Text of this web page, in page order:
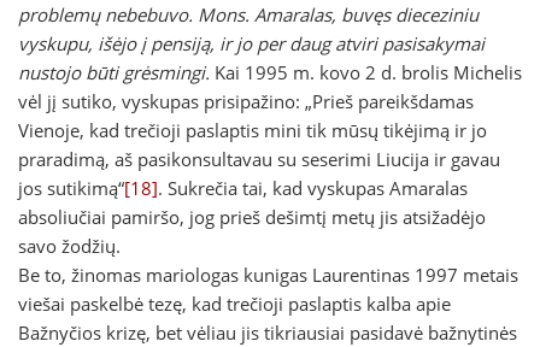
problemų nebebuvo. Mons. Amaralas, buvęs dieceziniu
vyskupu, išėjo į pensiją, ir jo per daug atviri pasisakymai
nustojo būti grėsmingi. Kai 1995 m. kovo 2 d. brolis Michelis
vėl jį sutiko, vyskupas prisipažino: „Prieš pareikšdamas
Vienoje, kad trečioji paslaptis mini tik mūsų tikėjimą ir jo
praradimą, aš pasikonsultavau su seserimi Liucija ir gavau
jos sutikimą“[18]. Sukrečia tai, kad vyskupas Amaralas
absoliučiai pamiršo, jog prieš dešimtį metų jis atsižadėjo
savo žodžių.
Be to, žinomas mariologas kunigas Laurentinas 1997 metais
viešai paskelbė tezę, kad trečioji paslaptis kalba apie
Bažnyčios krizę, bet vėliau jis tikriausiai pasidavė bažnytinės